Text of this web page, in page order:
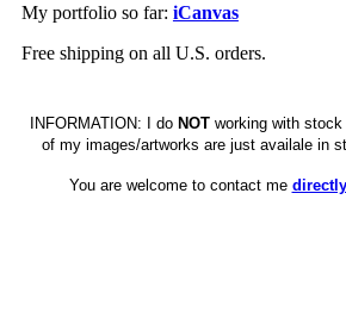
My portfolio so far: iCanvas
Free shipping on all U.S. orders.
INFORMATION: I do NOT working with stock
of my images/artworks are just availale in
You are welcome to contact me directly